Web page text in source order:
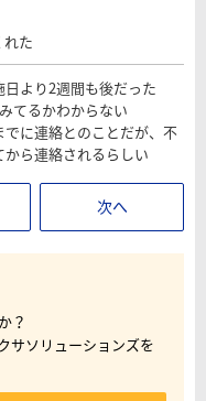
た
より2週間も後だった
てるかわからない
に連絡とのことだが、不
ら連絡されるらしい
次へ
？
サソリューションズを